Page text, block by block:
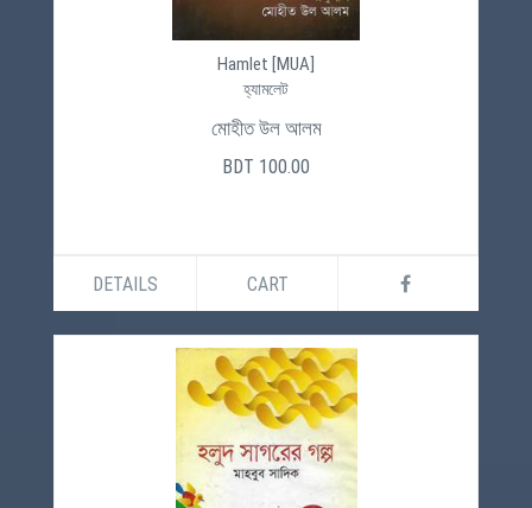
Hamlet [MUA]
হ্যামলেট
মোহীত উল আলম
BDT 100.00
DETAILS CART